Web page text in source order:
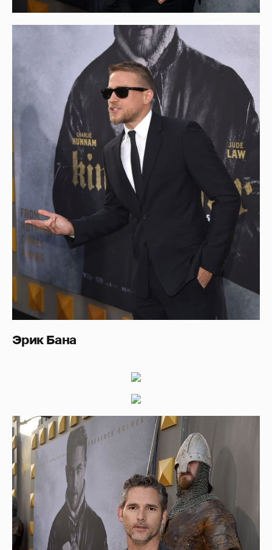
Эрик Бана